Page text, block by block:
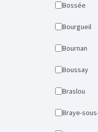
Bossée
Bourgueil
Bournan
Boussay
Braslou
Braye-